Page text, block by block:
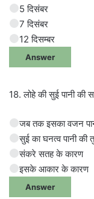
5 दिसंबर
7 दिसंबर
12 दिसम्बर
Answer
18. लोहे की सुई पानी की
जब तक इसका वजन
सुई का घनत्व पानी की
संकरे सतह के कारण
इसके आकार के कारण
Answer